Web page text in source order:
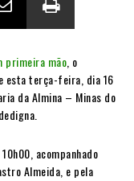
primeira mão , o
esta terça-feira, dia 16
da Almina – Minas do
acompanhado
Almeida, e pela